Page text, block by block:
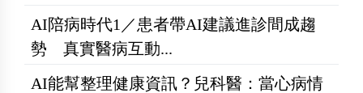
AI陪病時代1／患者帶AI建議進診間成趨
勢 真實醫病互動...
AI能幫整理健康資訊？兒科醫：當心病情